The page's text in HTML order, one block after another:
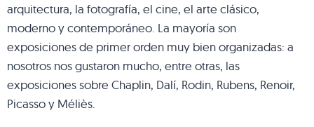
arquitectura, la fotografía, el cine, el arte clásico,
moderno y contemporáneo. La mayoría son
exposiciones de primer orden muy bien organizadas: a
nosotros nos gustaron mucho, entre otras, las
exposiciones sobre Chaplin, Dalí, Rodin, Rubens, Renoir,
Picasso y Méliès.